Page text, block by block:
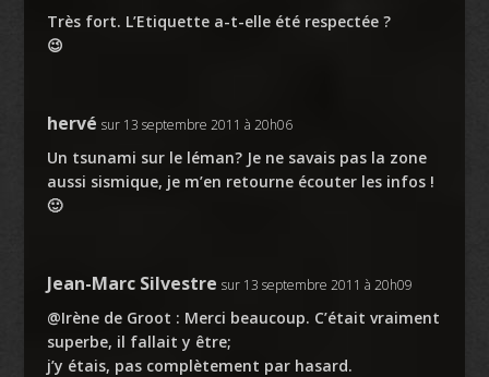
Très fort. L’Etiquette a-t-elle été respectée ?
😉
hervé sur 13 septembre 2011 à 20h06
Un tsunami sur le léman? Je ne savais pas la zone
aussi sismique, je m’en retourne écouter les infos !
🙂
Jean-Marc Silvestre sur 13 septembre 2011 à 20h09
@Irène de Groot : Merci beaucoup. C’était vraiment
superbe, il fallait y être;
j’y étais, pas complètement par hasard.